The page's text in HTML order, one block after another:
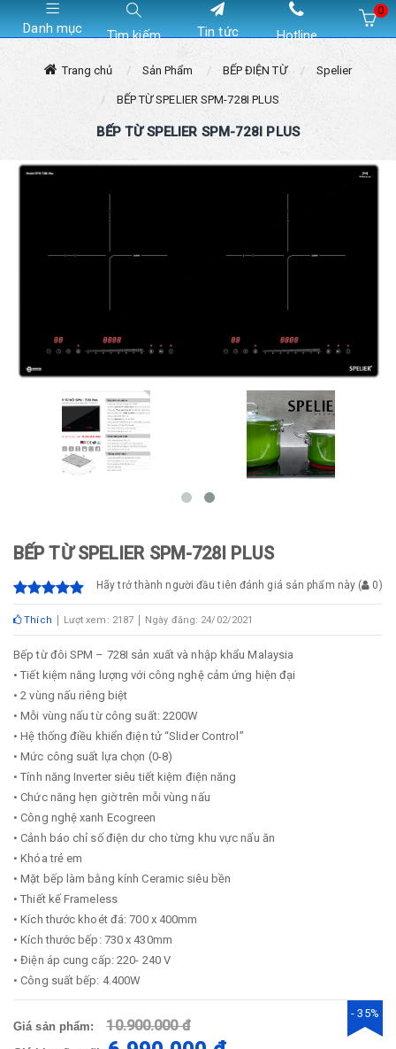
Danh mục Tìm kiếm Tin tức Hotline
0
Trang chủ Sản Phẩm BẾP ĐIỆN TỪ Spelier
BẾP TỪ SPELIER SPM-728I PLUS
BẾP TỪ SPELIER SPM-728I PLUS
BẾP TỪ SPELIER SPM-728I PLUS
Hãy trở thành người đầu tiên đánh giá sản phẩm này ( 0)
Thích Lượt xem: 2187 Ngày đăng: 24/02/2021
Bếp từ đôi SPM – 728I sản xuất và nhập khẩu Malaysia
• Tiết kiệm năng lượng với công nghệ cảm ứng hiện đại
• 2 vùng nấu riêng biệt
• Mỗi vùng nấu từ công suất: 2200W
• Hệ thống điều khiển điện tử “Slider Control”
• Mức công suất lựa chọn (0-8)
• Tính năng Inverter siêu tiết kiệm điện năng
• Chức năng hẹn giờ trên mỗi vùng nấu
• Công nghệ xanh Ecogreen
• Cảnh báo chỉ số điện dư cho từng khu vực nấu ăn
• Khóa trẻ em
• Mặt bếp làm bằng kính Ceramic siêu bền
• Thiết kế Frameless
• Kích thước khoét đá: 700 x 400mm
• Kích thước bếp: 730 x 430mm
• Điện áp cung cấp: 220- 240 V
• Công suất bếp: 4.400W
Giá sản phẩm: 10.900.000 đ
- 35%